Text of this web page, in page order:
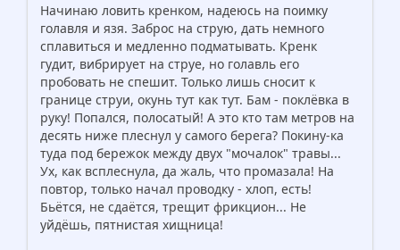
Начинаю ловить кренком, надеюсь на поимку
голавля и язя. Заброс на струю, дать немного
сплавиться и медленно подматывать. Кренк
гудит, вибрирует на струе, но голавль его
пробовать не спешит. Только лишь сносит к
границе струи, окунь тут как тут. Бам - поклёвка в
руку! Попался, полосатый! А это кто там метров на
десять ниже плеснул у самого берега? Покину-ка
туда под бережок между двух "мочалок" травы...
Ух, как всплеснула, да жаль, что промазала! На
повтор, только начал проводку - хлоп, есть!
Бьётся, не сдаётся, трещит фрикцион... Не
уйдёшь, пятнистая хищница!